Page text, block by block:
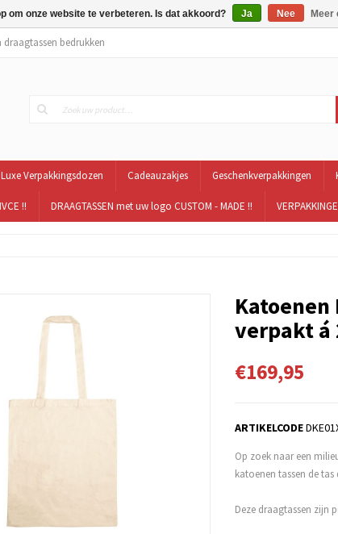
draagtassen bedrukken
Luxe Verpakkingsdozen Cadeauzakjes Geschenkverpakkingen
!! DRAAGTASSEN met uw logo CUSTOM - MADE !!
Katoenen
verpakt á
€169,95
ARTIKELCODE
Op zoek naar een
katoenen tassen de tas
Deze draagtassen zijn
om onze website te verbeteren. Is dat akkoord? Ja Nee Meer